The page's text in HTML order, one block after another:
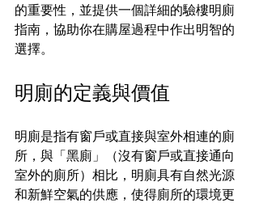
的重要性，並提供一個詳細的驗樓明廁
指南，協助你在購屋過程中作出明智的
選擇。
明廁的定義與價值
明廁是指有窗戶或直接與室外相連的廁
所，與「黑廁」（沒有窗戶或直接通向
室外的廁所）相比，明廁具有自然光源
和新鮮空氣的供應，使得廁所的環境更